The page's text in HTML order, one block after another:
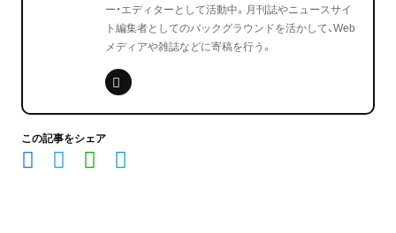
ー・エディターとして活動中。月刊誌やニュースサイ
ト編集者としてのバックグラウンドを活かして、Web
メディアや雑誌などに寄稿を行う。
この記事をシェア